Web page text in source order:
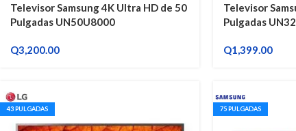
Televisor Samsung 4K Ultra HD de 50
Pulgadas UN50U8000
Q3,200.00
Televisor
Pulgadas
Q1,399.00
43 PULGADAS 75 PULGADAS